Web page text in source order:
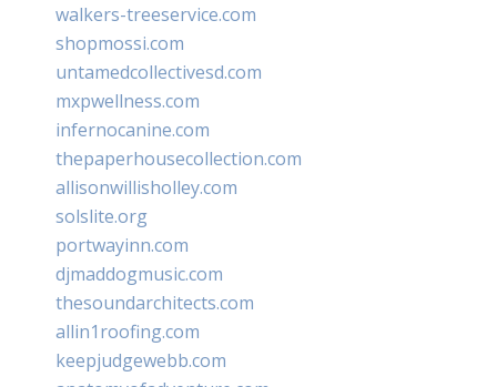
walkers-treeservice.com
shopmossi.com
untamedcollectivesd.com
mxpwellness.com
infernocanine.com
thepaperhousecollection.com
allisonwillisholley.com
solslite.org
portwayinn.com
djmaddogmusic.com
thesoundarchitects.com
allin1roofing.com
keepjudgewebb.com